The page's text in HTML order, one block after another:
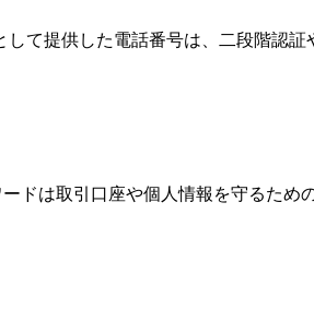
て提供した電話番号は、二段階認
ドは取引口座や個人情報を守るた